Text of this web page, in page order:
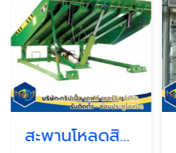
สะพานโหลดสินค้า (Dock leveler)